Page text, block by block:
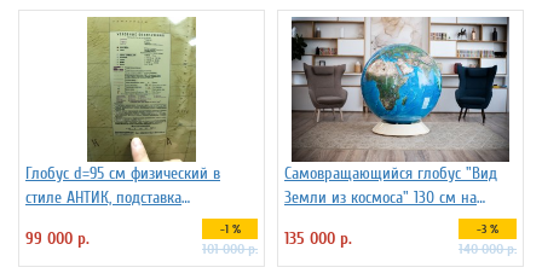
Глобус d=95 см физический в
стиле АНТИК, подставка
99 000 р. -1 %
101 000 р.
Самовращающийся глобус "Вид
Земли из космоса" 130 см на
135 000 р. -3 %
140 000 р.